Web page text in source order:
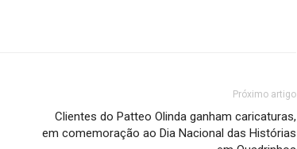
Próximo artigo
Clientes do Patteo Olinda ganham caricaturas,
em comemoração ao Dia Nacional das Histórias